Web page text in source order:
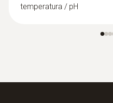
temperatura / pH